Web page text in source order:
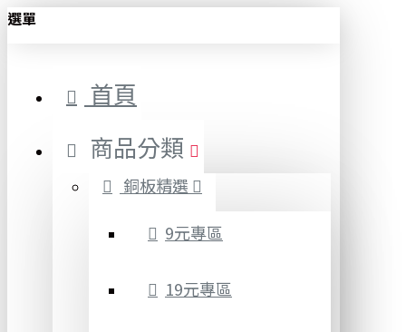
選單
首頁
商品分類
銅板精選
9元專區
19元專區